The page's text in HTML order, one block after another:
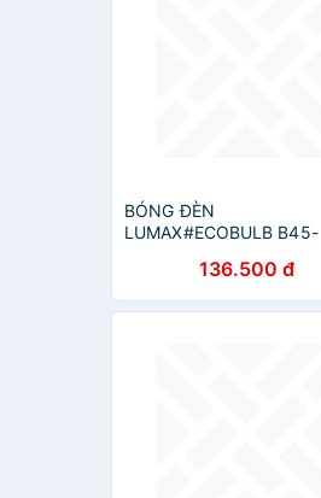
BÓNG ĐÈN
LUMAX#ECOBULB B45-
136.500 đ